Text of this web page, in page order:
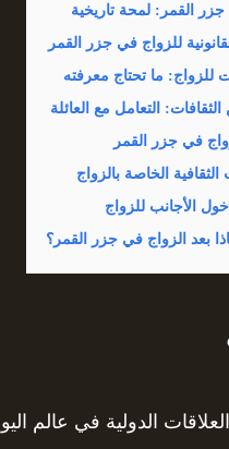
جزر القمر: لمحة تاريخية
للزواج في جزر القمر
للزواج: ما تحتاج معرفته
الثقافات: التعامل مع العائلة
في جزر القمر
الخاصة بالزواج
الأجانب للزواج
بعد الزواج في جزر القمر؟
الدولية في عالم